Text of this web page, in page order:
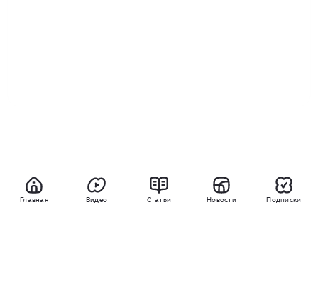
Главная Видео Статьи Новости Подписки